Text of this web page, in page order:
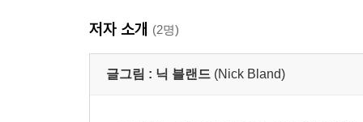
저자 소개 (2명)
글그림 : 닉 블랜드 (Nick Bland)